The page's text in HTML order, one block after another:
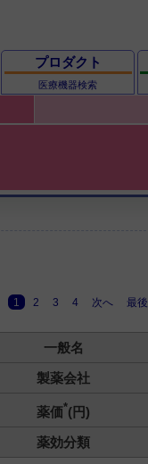
プロダクト
医療機器検索
1 2 3 4 次へ 最後
一般名
製薬会社
薬価*(円)
薬効分類